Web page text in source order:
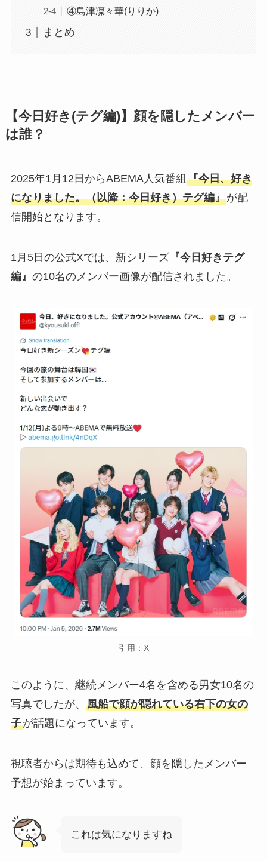
④島津凜々華(りりか)
まとめ
【今日好き(テグ編)】顔を隠したメンバー
は誰？
2025年1月12日からABEMA人気番組 『今日、好き
になりました。（以降：今日好き）テグ編』が配
信開始となります。
1月5日の公式Xでは、新シリーズ『今日好きテグ
編』 の10名のメンバー画像が配信されました。
引用：X
このように、継続メンバー4名を含める男女10名の
写真でしたが、 風船で顔が隠れている右下の女の
子が話題になっています。
視聴者からは期待も込めて、顔を隠したメンバー
予想が始まっています。
これは気になりますね